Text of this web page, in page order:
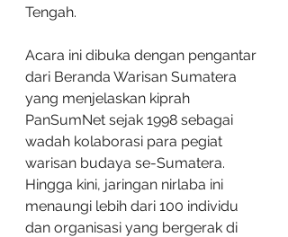
Tengah.
Acara ini dibuka dengan pengantar
dari Beranda Warisan Sumatera
yang menjelaskan kiprah
PanSumNet sejak 1998 sebagai
wadah kolaborasi para pegiat
warisan budaya se-Sumatera.
Hingga kini, jaringan nirlaba ini
menaungi lebih dari 100 individu
dan organisasi yang bergerak di